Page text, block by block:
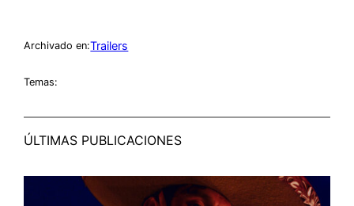
Archivado en:Trailers
Temas:
ÚLTIMAS PUBLICACIONES